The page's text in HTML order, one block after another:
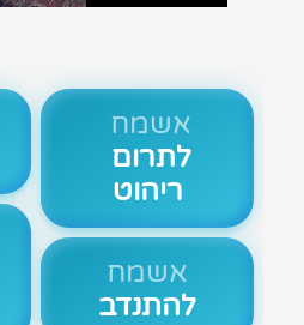
אשמח
לתרום
ריהוט
אשמח
להתנדב